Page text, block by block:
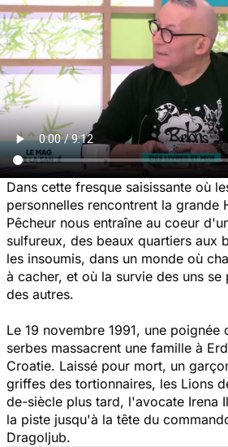
Dans cette fresque saisissante où
personnelles rencontrent la grande
Pêcheur nous entraîne au coeur
sulfureux, des beaux quartiers aux
les insoumis, dans un monde où
à cacher, et où la survie des uns
des autres.
Le 19 novembre 1991, une poignée
serbes massacrent une famille à
Croatie. Laissé pour mort, un
griffes des tortionnaires, les Lions
de-siècle plus tard, l'avocate Irena
la piste jusqu'à la tête du
Dragoljub.